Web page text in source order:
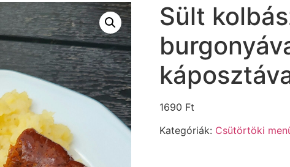
Sült
1690 Ft
Kategóriák: Csütörtöki